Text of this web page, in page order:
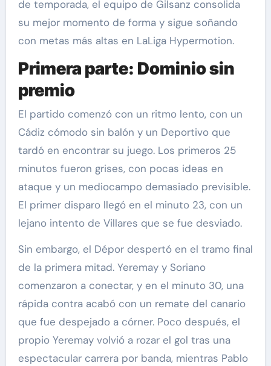
de temporada, el equipo de Gilsanz consolida
su mejor momento de forma y sigue soñando
con metas más altas en LaLiga Hypermotion.
Primera parte: Dominio sin
premio
El partido comenzó con un ritmo lento, con un
Cádiz cómodo sin balón y un Deportivo que
tardó en encontrar su juego. Los primeros 25
minutos fueron grises, con pocas ideas en
ataque y un mediocampo demasiado previsible.
El primer disparo llegó en el minuto 23, con un
lejano intento de Villares que se fue desviado.
Sin embargo, el Dépor despertó en el tramo final
de la primera mitad. Yeremay y Soriano
comenzaron a conectar, y en el minuto 30, una
rápida contra acabó con un remate del canario
que fue despejado a córner. Poco después, el
propio Yeremay volvió a rozar el gol tras una
espectacular carrera por banda, mientras Pablo